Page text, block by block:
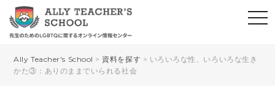
Ally Teacher's School > 資料を探す > いろいろな性、いろいろな生き
かた③：ありのままでいられる社会